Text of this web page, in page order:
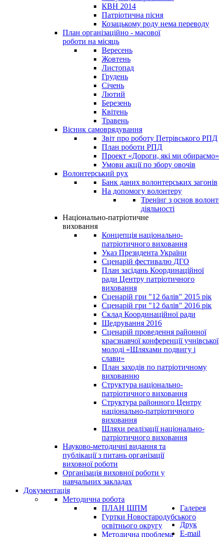
КВН 2014
Патріотична пісня
Козацькому роду нема переводу
План організаційно - масової
роботи на місяць
Вересень
Жовтень
Листопад
Грудень
Січень
Лютий
Березень
Квітень
Травень
Вісник самоврядування
Звіт про роботу Петрівського РПД
План роботи РПД
Проект «Дороги, які ми обираємо»
Умови акції по збору овочів
Волонтерський рух
Банк даних волонтерських загонів
На допомогу волонтеру
Тренінг з основ
діяльності
Національно-патріотичне
виховання
Концепція національно-
патріотичного виховання
Указ Президента України
Сценарій фестивалю ДГО
План засідань Координаційної
ради Центру патріотичного
виховання
Сценарій гри "12 балів" 2015 рік
Сценарій гри "12 балів" 2016 рік
Склад Координаційної ради
Щедрування 2016
Сценарій проведення районної
краєзнавчої конференції учнівської
молоді «Шляхами подвигу і
слави»
План заходів по патріотичному
вихованню
Структура національно-
патріотичного виховання
Структура районного Центру
національно-патріотичного
виховання
Шляхи реалізації національно-
патріотичного виховання
Науково-методичні видання та
публікації з питань організації
виховної роботи
Організація виховної роботи у
навчальних закладах
Документація
Методична робота
ПЛАН ШПМ
Гуртки Новостародубського
освітнього округу
Методична проблема
Галерея
Друк
E-mail